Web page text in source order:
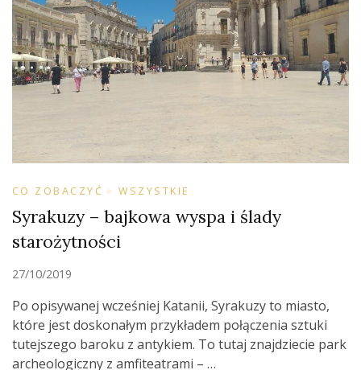
CO ZOBACZYĆ WSZYSTKIE
Syrakuzy – bajkowa wyspa i ślady
starożytności
27/10/2019
Po opisywanej wcześniej Katanii, Syrakuzy to miasto,
które jest doskonałym przykładem połączenia sztuki
tutejszego baroku z antykiem. To tutaj znajdziecie park
archeologiczny z amfiteatrami – …